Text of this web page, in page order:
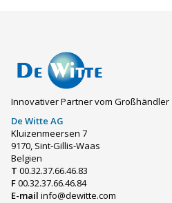
Innovativer Partner vom Großhändler
De Witte AG
Kluizenmeersen 7
9170, Sint-Gillis-Waas
Belgien
T 00.32.37.66.46.83
F00.32.37.66.46.84
E-mail info@dewitte.com